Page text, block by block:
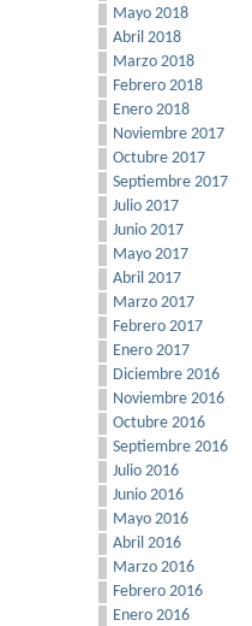
Mayo 2018
Abril 2018
Marzo 2018
Febrero 2018
Enero 2018
Noviembre 2017
Octubre 2017
Septiembre 2017
Julio 2017
Junio 2017
Mayo 2017
Abril 2017
Marzo 2017
Febrero 2017
Enero 2017
Diciembre 2016
Noviembre 2016
Octubre 2016
Septiembre 2016
Julio 2016
Junio 2016
Mayo 2016
Abril 2016
Marzo 2016
Febrero 2016
Enero 2016